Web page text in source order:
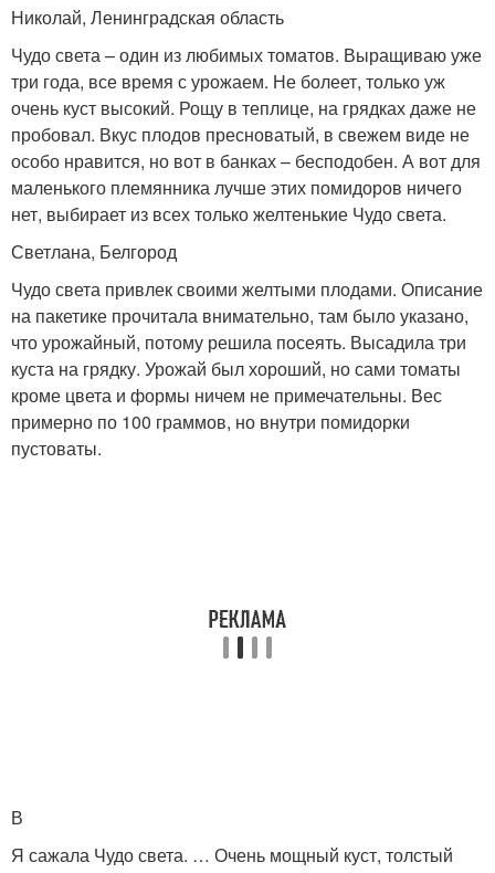
Николай, Ленинградская область
Чудо света – один из любимых томатов. Выращиваю уже
три года, все время с урожаем. Не болеет, только уж
очень куст высокий. Рощу в теплице, на грядках даже не
пробовал. Вкус плодов пресноватый, в свежем виде не
особо нравится, но вот в банках – бесподобен. А вот для
маленького племянника лучше этих помидоров ничего
нет, выбирает из всех только желтенькие Чудо света.
Светлана, Белгород
Чудо света привлек своими желтыми плодами. Описание
на пакетике прочитала внимательно, там было указано,
что урожайный, потому решила посеять. Высадила три
куста на грядку. Урожай был хороший, но сами томаты
кроме цвета и формы ничем не примечательны. Вес
примерно по 100 граммов, но внутри помидорки
пустоваты.
В
Я сажала Чудо света. … Очень мощный куст, толстый